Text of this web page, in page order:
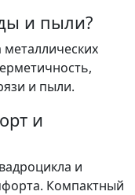
и пыли?
и пыли.
и
и
Компактный